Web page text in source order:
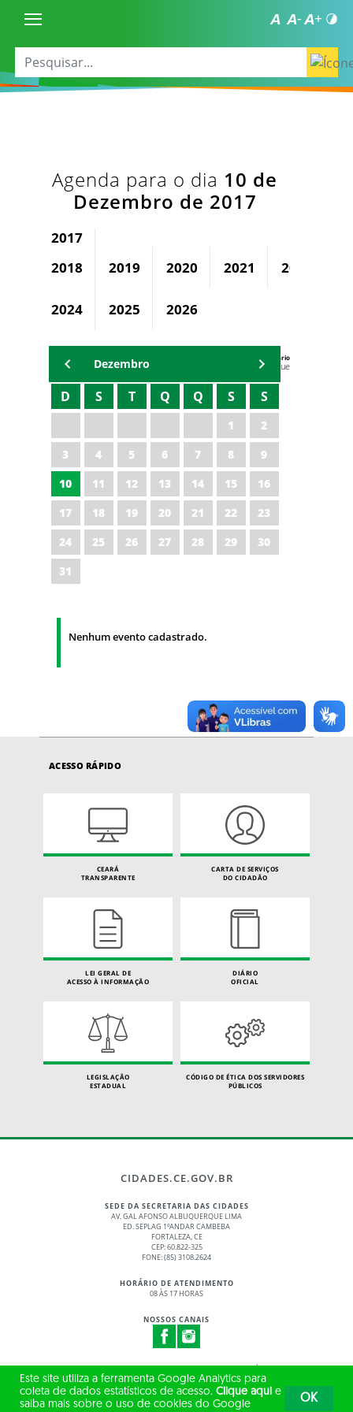
Agenda para o dia 10 de
Dezembro de 2017
2017
2018
2019 2020 2021 2022
2024 2025 2026
Agenda do Secretário
Zezinho Albuquerque
Dezembro
D S T Q Q S S
1
2
3
4 5 6 7 8
9
10
11 12 13 14 15
16
17
18 19 20 21 22
23
24
25 26 27 28 29
30
31
Nenhum evento cadastrado.
ACESSO RÁPIDO
CEARÁ
TRANSPARENTE
CARTA DE SERVIÇOS
DO CIDADÃO
LEI GERAL DE
ACESSO À INFORMAÇÃO
DIÁRIO
OFICIAL
LEGISLAÇÃO
ESTADUAL
CÓDIGO DE ÉTICA DOS SERVIDORES
PÚBLICOS
CIDADES.CE.GOV.BR
SEDE DA SECRETARIA DAS CIDADES
AV. GAL AFONSO ALBUQUERQUE LIMA
ED. SEPLAG 1ºANDAR CAMBEBA
FORTALEZA, CE
CEP: 60.822-325
FONE: (85) 3108.2624
HORÁRIO DE ATENDIMENTO
08 ÀS 17 HORAS
NOSSOS CANAIS
© 2017 - 2026 – GOVERNO DO ESTADO DO CEARÁ
TODOS OS DIREITOS RESERVADOS
Este site utiliza a ferramenta Google Analytics para
coleta de dados estatísticos de acesso. Clique aqui e
saiba mais sobre o uso de cookies do Google
OK